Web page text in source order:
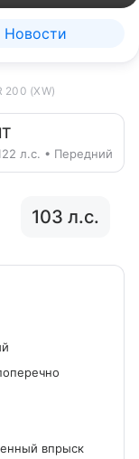
Новости
(XW)
л.с. • Передний
103 л.с.
впрыск